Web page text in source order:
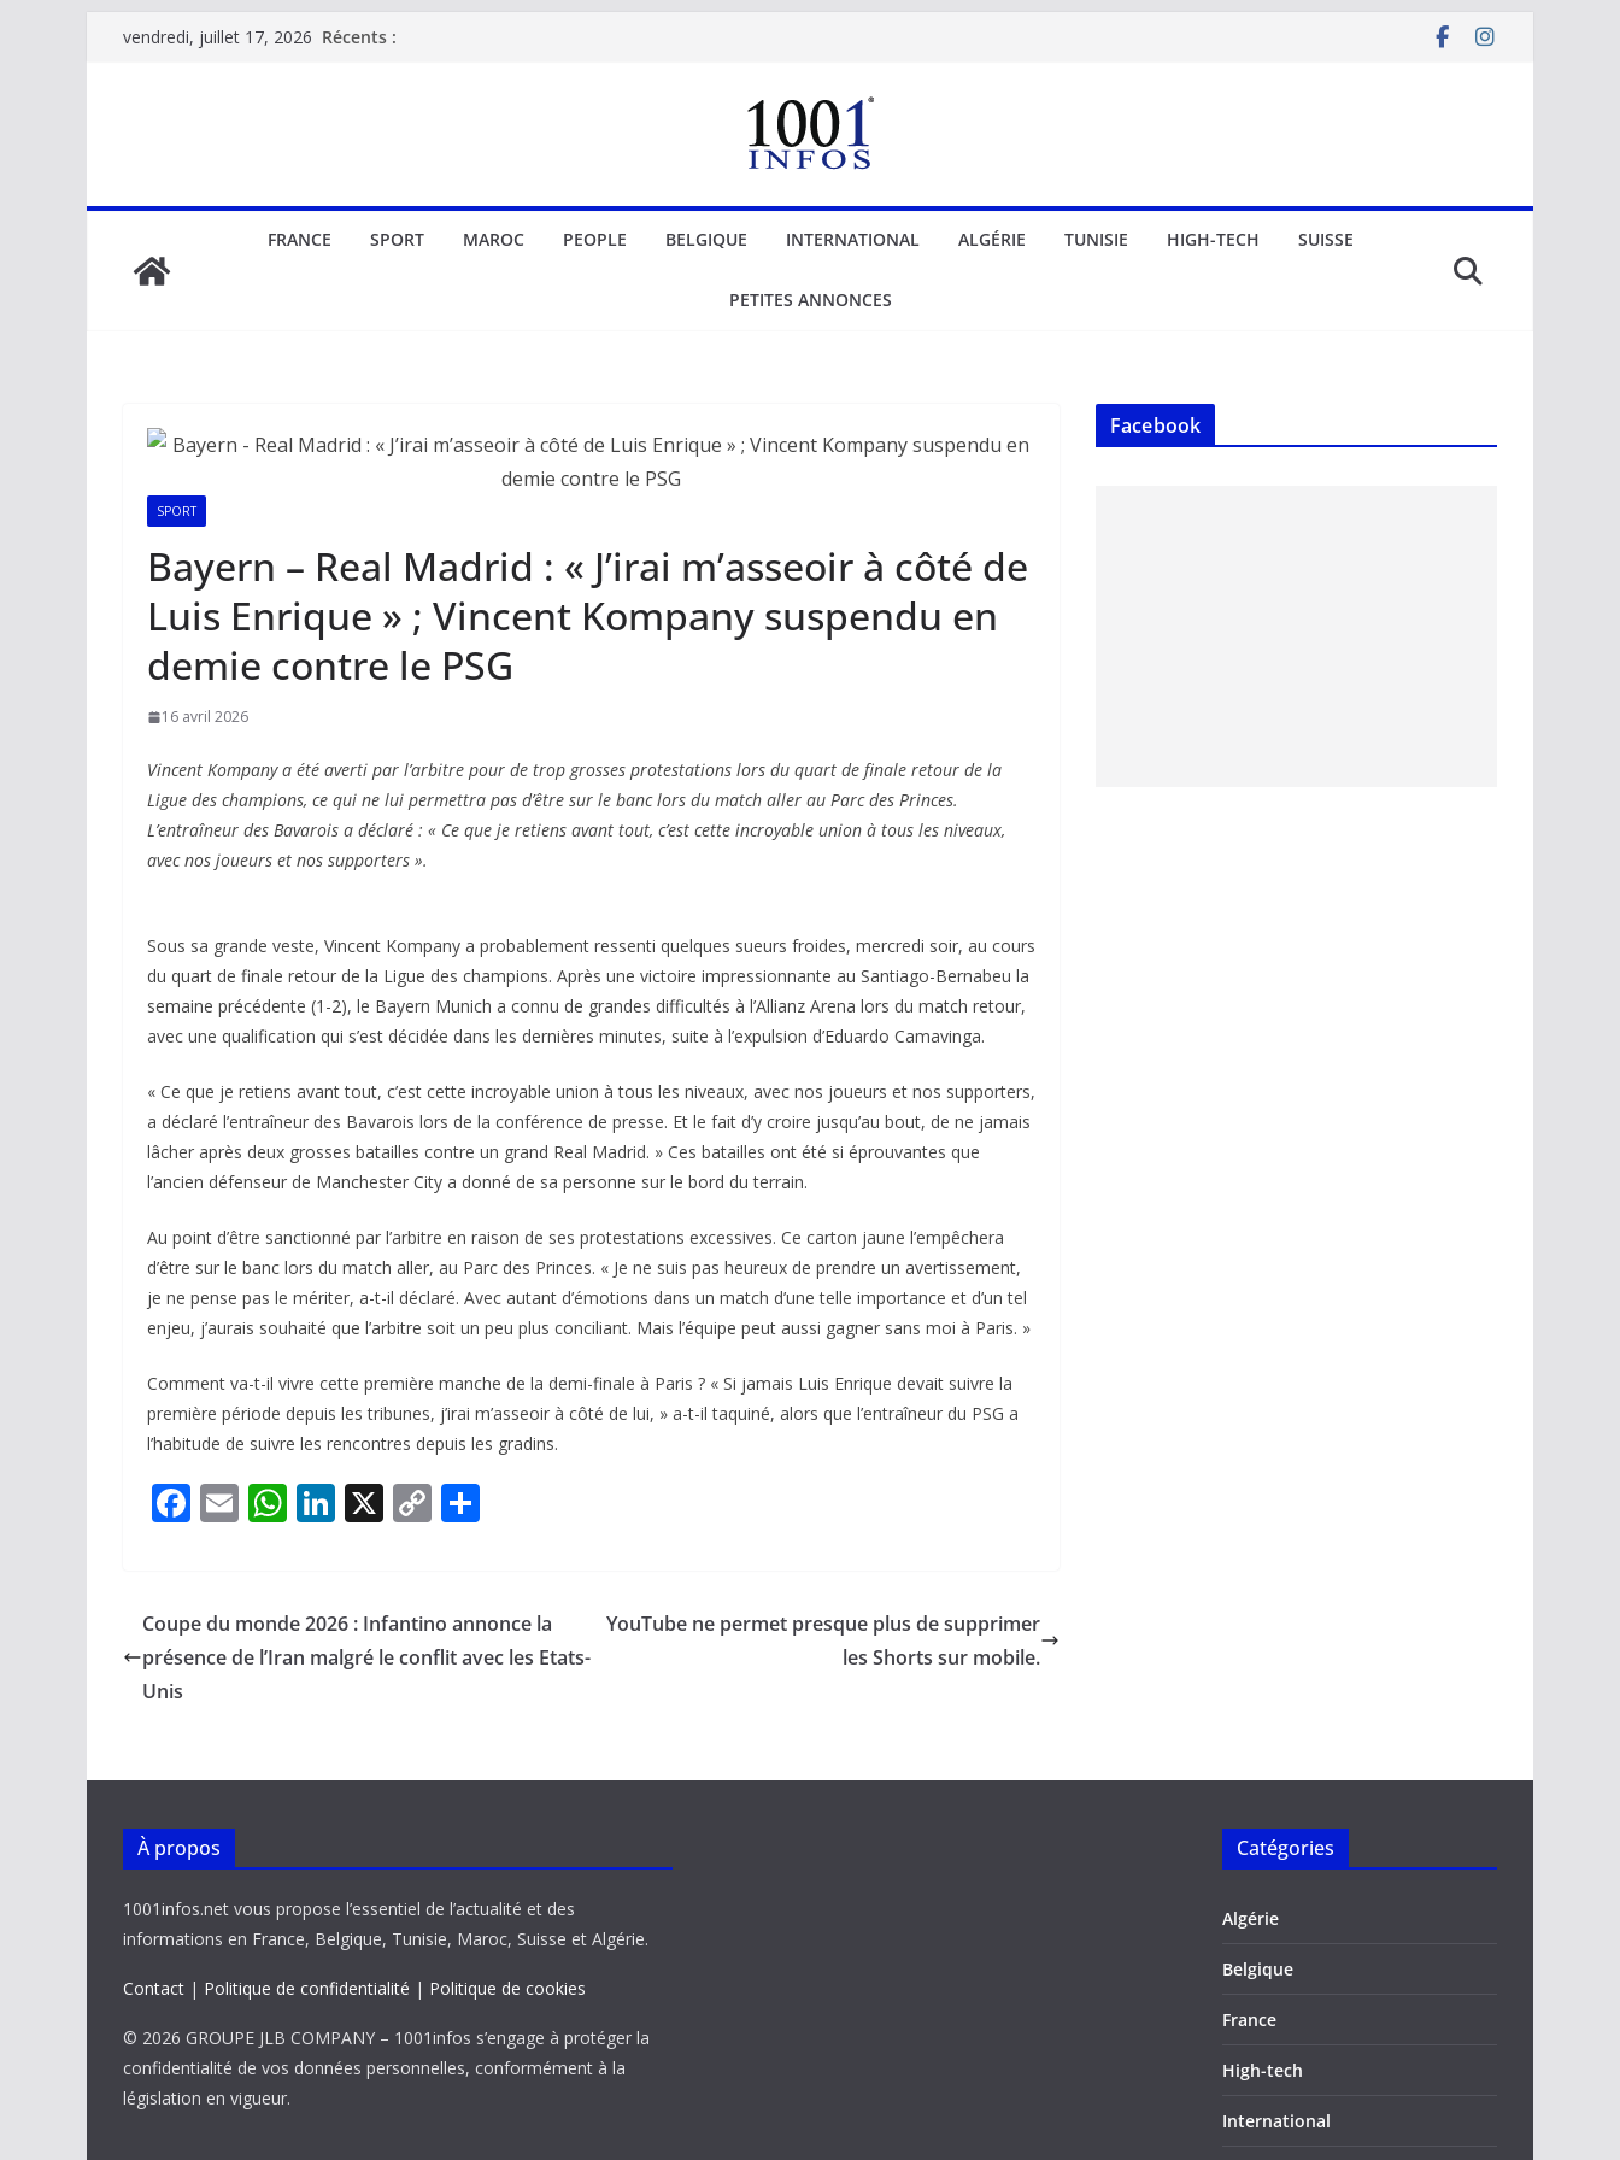
Passervendredi, juillet 17, 2026 Récents :
FRANCE SPORT MAROC PEOPLE BELGIQUE INTERNATIONAL ALGÉRIE TUNISIE HIGH-TECH SUISSE
PETITES ANNONCES
SPORT
Bayern – Real Madrid : « J’irai m’asseoir à côté de
Luis Enrique » ; Vincent Kompany suspendu en
demie contre le PSG
16 avril 2026
Vincent Kompany a été averti par l’arbitre pour de trop grosses protestations lors du quart de finale retour de la
Ligue des champions, ce qui ne lui permettra pas d’être sur le banc lors du match aller au Parc des Princes.
L’entraîneur des Bavarois a déclaré : « Ce que je retiens avant tout, c’est cette incroyable union à tous les niveaux,
avec nos joueurs et nos supporters ».
Sous sa grande veste, Vincent Kompany a probablement ressenti quelques sueurs froides, mercredi soir, au cours
du quart de finale retour de la Ligue des champions. Après une victoire impressionnante au Santiago-Bernabeu la
semaine précédente (1-2), le Bayern Munich a connu de grandes difficultés à l’Allianz Arena lors du match retour,
avec une qualification qui s’est décidée dans les dernières minutes, suite à l’expulsion d’Eduardo Camavinga.
« Ce que je retiens avant tout, c’est cette incroyable union à tous les niveaux, avec nos joueurs et nos supporters,
a déclaré l’entraîneur des Bavarois lors de la conférence de presse. Et le fait d’y croire jusqu’au bout, de ne jamais
lâcher après deux grosses batailles contre un grand Real Madrid. » Ces batailles ont été si éprouvantes que
l’ancien défenseur de Manchester City a donné de sa personne sur le bord du terrain.
Au point d’être sanctionné par l’arbitre en raison de ses protestations excessives. Ce carton jaune l’empêchera
d’être sur le banc lors du match aller, au Parc des Princes. « Je ne suis pas heureux de prendre un avertissement,
je ne pense pas le mériter, a-t-il déclaré. Avec autant d’émotions dans un match d’une telle importance et d’un tel
enjeu, j’aurais souhaité que l’arbitre soit un peu plus conciliant. Mais l’équipe peut aussi gagner sans moi à Paris. »
Comment va-t-il vivre cette première manche de la demi-finale à Paris ? « Si jamais Luis Enrique devait suivre la
première période depuis les tribunes, j’irai m’asseoir à côté de lui, » a-t-il taquiné, alors que l’entraîneur du PSG a
l’habitude de suivre les rencontres depuis les gradins.
F
b
o
E
l
W
s
A
Li
e
dI
X C
y
Li
g
er
Coupe du monde 2026 : Infantino annonce la
présence de l’Iran malgré le conflit avec les Etats-
Unis
YouTube ne permet presque plus de supprimer
les Shorts sur mobile.
Facebook
À propos
1001infos.net vous propose l’essentiel de l’actualité et des
informations en France, Belgique, Tunisie, Maroc, Suisse et Algérie.
Contact | Politique de confidentialité | Politique de cookies
© 2026 GROUPE JLB COMPANY – 1001infos s’engage à protéger la
confidentialité de vos données personnelles, conformément à la
législation en vigueur.
Catégories
Algérie
Belgique
France
High-tech
International